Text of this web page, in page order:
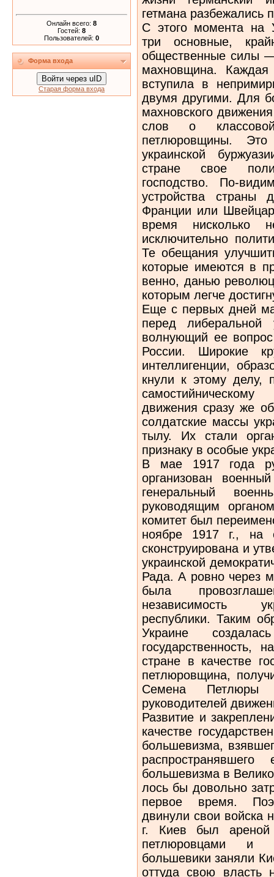
Онлайн всего: 8
Гостей: 8
Пользователей: 0
Форма входа
Войти через uID
Старая форма входа
гетмана разбежались
С этого момента на
три основ­ные,
общественные силы
махновщина.
вступила в
двумя другими. Для
махновского
слов о
петлюровщины.
украинской
стране свое
господство. По-
устройства страны
Франции или
время ни­сколько
исключительно
Те обещания
которые имеются в
венно, данью
которым легче
Еще с первых дней
перед либеральной
волнующий ее
России. Широкие
интеллигенции,
кнули к этому делу,
движения сразу же
солдатские массы
тылу. Их стали
при­знаку в особые
В мае 1917 года
организован
генеральный
руководящим
комитет был
ноябре 1917 г., на
сконструирована и
украинской
Рада. А ровно через
была
независимость
республики. Таким
Украине
государственность,
стране в качестве
петлюровщина,
Семена
руководителей
Развитие и
качестве
большевизма,
большевизма в
лось бы довольно
первое время.
двинули свои войска
г. Киев был ареной
петлюровцами и
большевики за­няли
оттуда свою власть